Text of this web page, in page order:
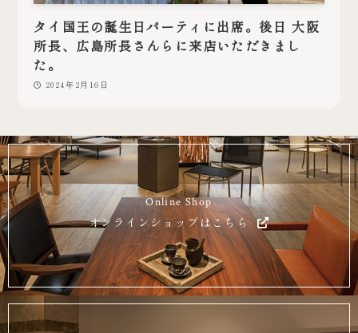
タイ国王の誕生日パーティに出席。後日 大阪
所長、広島所長さんらに来店いただきまし
た。
2024年2月16日
Online Shop
オンラインショップはこちら